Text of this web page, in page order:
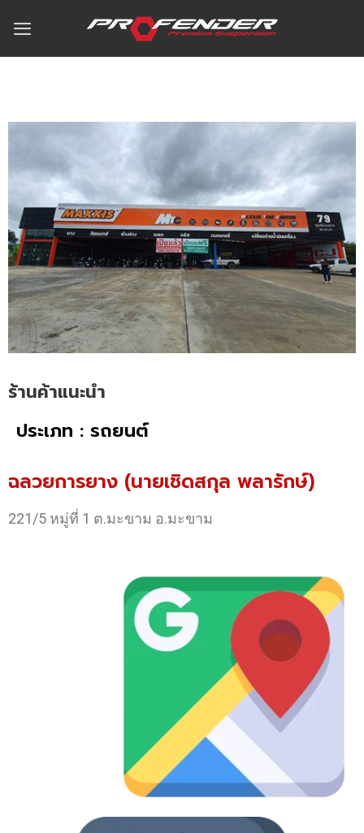
ร้านค้าแนะนำ
ประเภท : รถยนต์
ฉลวยการยาง (นายเชิดสกุล พลารักษ์)
221/5 หมู่ที่ 1 ต.มะขาม อ.มะขาม